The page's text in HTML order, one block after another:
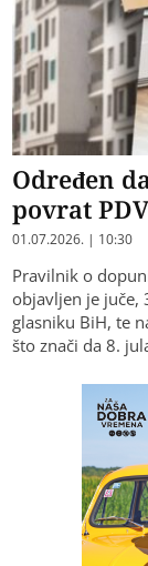
Određen
povrat
01.07.2026. | 10:30
Pravilnik o
objavljen je juče,
glasniku BiH, te
što znači da 8.